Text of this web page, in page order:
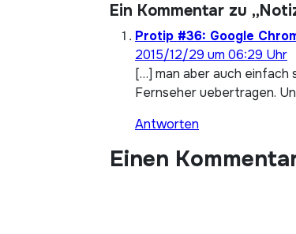
Ein Kommentar zu
Protip #36: Google
2015/12/29 um 06:29 Uhr
[…] man aber auch einfach
Fernseher uebertragen.
Antworten
Einen